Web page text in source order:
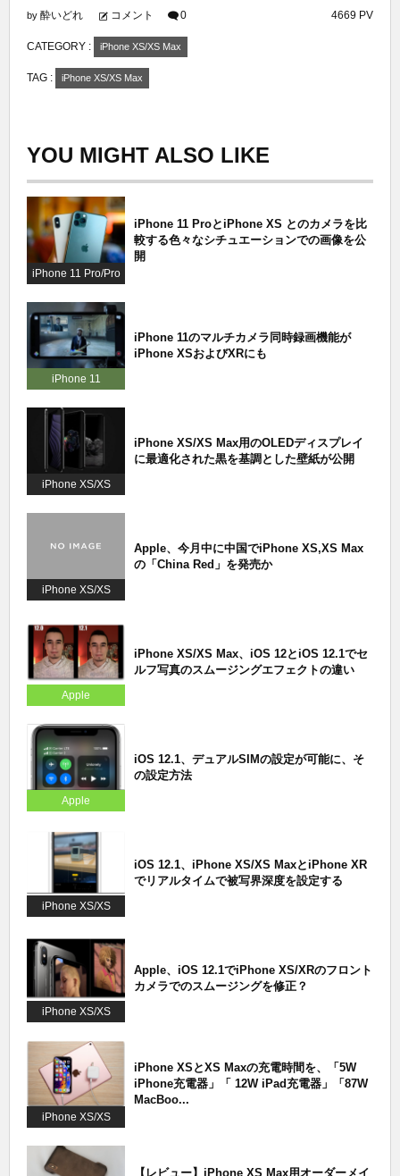
by 酔いどれ コメント 0 4669 PV
CATEGORY : iPhone XS/XS Max
TAG : iPhone XS/XS Max
YOU MIGHT ALSO LIKE
iPhone 11 Pro/Pro
iPhone 11 ProとiPhone XS とのカメラを比
較する色々なシチュエーションでの画像を公
開
iPhone 11
iPhone 11のマルチカメラ同時録画機能が
iPhone XSおよびXRにも
iPhone XS/XS
iPhone XS/XS Max用のOLEDディスプレイ
に最適化された黒を基調とした壁紙が公開
iPhone XS/XS
Apple、今月中に中国でiPhone XS,XS Max
の「China Red」を発売か
Apple
iPhone XS/XS Max、iOS 12とiOS 12.1でセ
ルフ写真のスムージングエフェクトの違い
Apple
iOS 12.1、デュアルSIMの設定が可能に、そ
の設定方法
iPhone XS/XS
iOS 12.1、iPhone XS/XS MaxとiPhone XR
でリアルタイムで被写界深度を設定する
iPhone XS/XS
Apple、iOS 12.1でiPhone XS/XRのフロント
カメラでのスムージングを修正？
iPhone XS/XS
iPhone XSとXS Maxの充電時間を、「5W
iPhone充電器」「 12W iPad充電器」「87W
MacBoo...
【レビュー】iPhone XS Max用オーダーメイ